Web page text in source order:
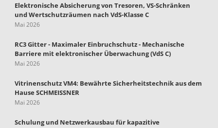
Elektronische Absicherung von Tresoren, VS-Schränken
und Wertschutzräumen nach VdS-Klasse C
Mai 2026
RC3 Gitter - Maximaler Einbruchschutz - Mechanische
Barriere mit elektronischer Überwachung (VdS C)
Mai 2026
Vitrinenschutz VM4: Bewährte Sicherheitstechnik aus dem
Hause SCHMEISSNER
Mai 2026
Schulung und Netzwerkausbau für kapazitive